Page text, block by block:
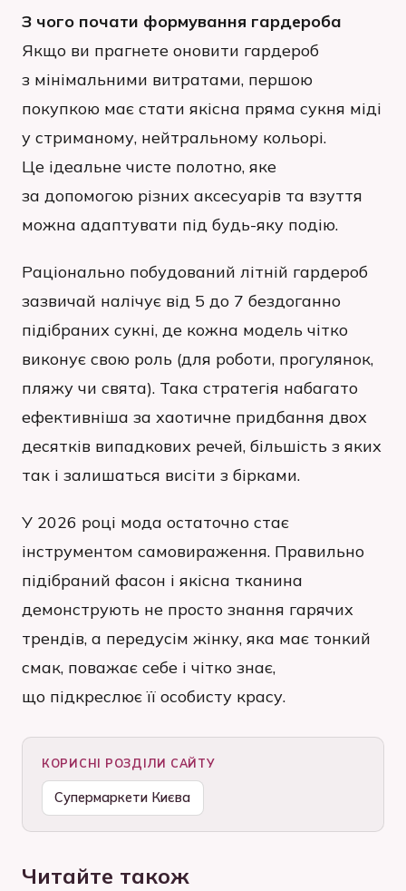
З чого почати формування гардероба
Якщо ви прагнете оновити гардероб
з мінімальними витратами, першою
покупкою має стати якісна пряма сукня міді
у стриманому, нейтральному кольорі.
Це ідеальне чисте полотно, яке
за допомогою різних аксесуарів та взуття
можна адаптувати під будь-яку подію.
Раціонально побудований літній гардероб
зазвичай налічує від 5 до 7 бездоганно
підібраних сукні, де кожна модель чітко
виконує свою роль (для роботи, прогулянок,
пляжу чи свята). Така стратегія набагато
ефективніша за хаотичне придбання двох
десятків випадкових речей, більшість з яких
так і залишаться висіти з бірками.
У 2026 році мода остаточно стає
інструментом самовираження. Правильно
підібраний фасон і якісна тканина
демонструють не просто знання гарячих
трендів, а передусім жінку, яка має тонкий
смак, поважає себе і чітко знає,
що підкреслює її особисту красу.
КОРИСНІ РОЗДІЛИ САЙТУ
Супермаркети Києва
Читайте також